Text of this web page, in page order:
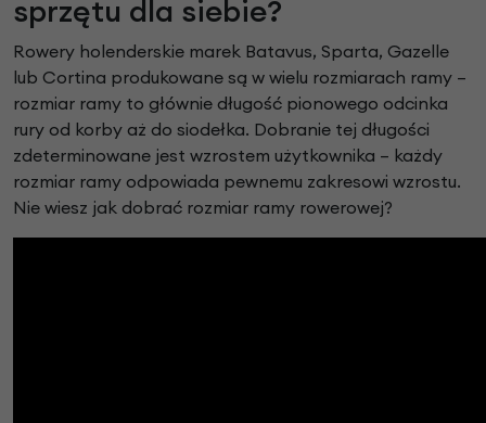
sprzętu dla siebie?
Rowery holenderskie marek Batavus, Sparta, Gazelle
lub Cortina produkowane są w wielu rozmiarach ramy –
rozmiar ramy to głównie długość pionowego odcinka
rury od korby aż do siodełka. Dobranie tej długości
zdeterminowane jest wzrostem użytkownika – każdy
rozmiar ramy odpowiada pewnemu zakresowi wzrostu.
Nie wiesz jak dobrać rozmiar ramy rowerowej?